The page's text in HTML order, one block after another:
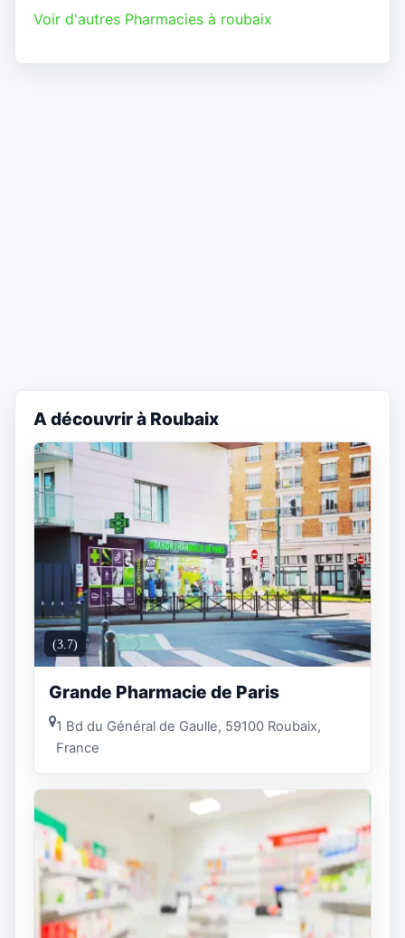
Voir d'autres Pharmacies à roubaix
A découvrir à Roubaix
(3.7)
Grande Pharmacie de Paris
1 Bd du Général de Gaulle, 59100 Roubaix,
France